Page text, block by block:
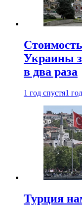
Украины
в два раза
1 год спустя1
Турция